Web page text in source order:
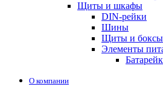
Щиты и шкафы
DIN-рейки
Шины
Щиты и боксы
Элементы
О компании